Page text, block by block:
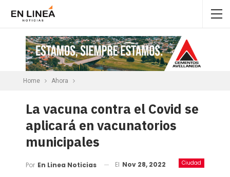
Home Ahora
La vacuna contra el Covid se
aplicará en vacunatorios
municipales
Ciudad
Por En Linea Noticias El Nov 28, 2022